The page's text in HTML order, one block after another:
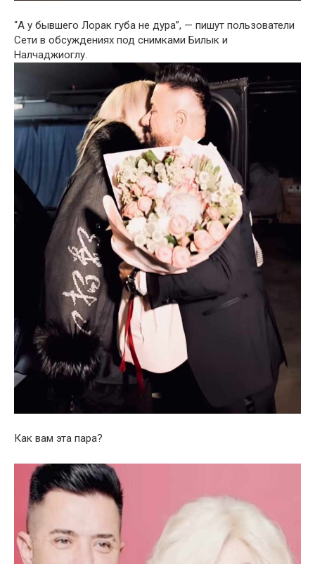
“А у бывшего Лорак губа не дура”, — пишут пользователи
Сети в обсуждениях под снимками Билык и
Налчаджиоглу.
Как вам эта пара?